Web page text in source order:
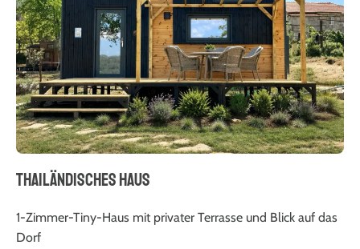
THAILÄNDISCHES HAUS
1-Zimmer-Tiny-Haus mit privater Terrasse und Blick auf das
Dorf